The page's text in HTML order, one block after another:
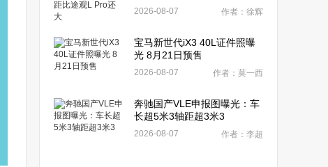
2026-08-07 作者：徐辉
宝马新世代iX3 40L证件照曝
光 8月21日预售
2026-08-07 作者：莫一西
奔驰国产VLE申报图曝光：车
长超5米3轴距超3米3
2026-08-07 作者：李超